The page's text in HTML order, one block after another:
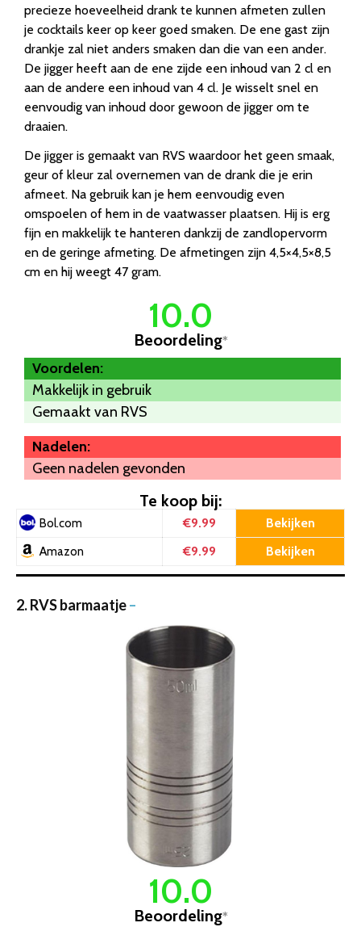
precieze hoeveelheid drank te kunnen afmeten zullen
je cocktails keer op keer goed smaken. De ene gast zijn
drankje zal niet anders smaken dan die van een ander.
De jigger heeft aan de ene zijde een inhoud van 2 cl en
aan de andere een inhoud van 4 cl. Je wisselt snel en
eenvoudig van inhoud door gewoon de jigger om te
draaien.
De jigger is gemaakt van RVS waardoor het geen smaak,
geur of kleur zal overnemen van de drank die je erin
afmeet. Na gebruik kan je hem eenvoudig even
omspoelen of hem in de vaatwasser plaatsen. Hij is erg
fijn en makkelijk te hanteren dankzij de zandlopervorm
en de geringe afmeting. De afmetingen zijn 4,5×4,5×8,5
cm en hij weegt 47 gram.
10.0
Beoordeling*
Voordelen:
Makkelijk in gebruik
Gemaakt van RVS
Nadelen:
Geen nadelen gevonden
Te koop bij:
Bol.com €9.99 Bekijken
Amazon €9.99 Bekijken
2. RVS barmaatje–
10.0
Beoordeling*